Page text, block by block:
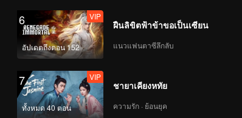
6
อัปเดตถึงตอน 152
VIP
ฝืนลิขิตฟ้าข้าขอเป็นเซียน
แนวแฟนตาซีลึกลับ
7
ทั้งหมด 40 ตอน
VIP
ชายาเคียงหทัย
ความรัก · ย้อนยุค